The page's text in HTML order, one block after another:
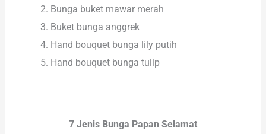
Bunga buket mawar merah
Buket bunga anggrek
Hand bouquet bunga lily putih
Hand bouquet bunga tulip
7 Jenis Bunga Papan Selamat